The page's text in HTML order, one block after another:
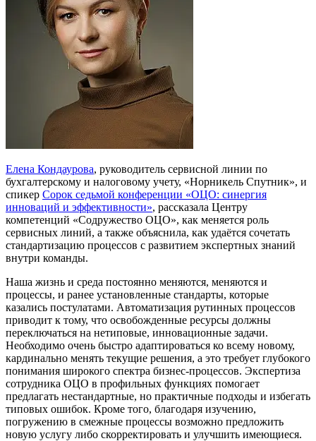
Елена Кондаурова, руководитель сервисной линии по
бухгалтерскому и налоговому учету, «Норникель Спутник», и
спикер Сорок седьмой конференции «ОЦО: синергия
инноваций и эффективности», рассказала Центру
компетенций «Содружество ОЦО», как меняется роль
сервисных линий, а также объяснила, как удаётся сочетать
стандартизацию процессов с развитием экспертных знаний
внутри команды.
Наша жизнь и среда постоянно меняются, меняются и
процессы, и ранее установленные стандарты, которые
казались постулатами. Автоматизация рутинных процессов
приводит к тому, что освобожденные ресурсы должны
переключаться на нетиповые, инновационные задачи.
Необходимо очень быстро адаптироваться ко всему новому,
кардинально менять текущие решения, а это требует глубокого
понимания широкого спектра бизнес-процессов. Экспертиза
сотрудника ОЦО в профильных функциях помогает
предлагать нестандартные, но практичные подходы и избегать
типовых ошибок. Кроме того, благодаря изучению,
погружению в смежные процессы возможно предложить
новую услугу либо скорректировать и улучшить имеющиеся.